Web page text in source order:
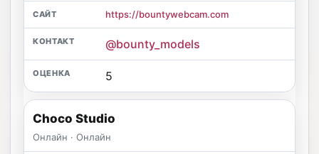
https://bountywebcam.com
@bounty_models
5
Choco Studio
Онлайн · Онлайн